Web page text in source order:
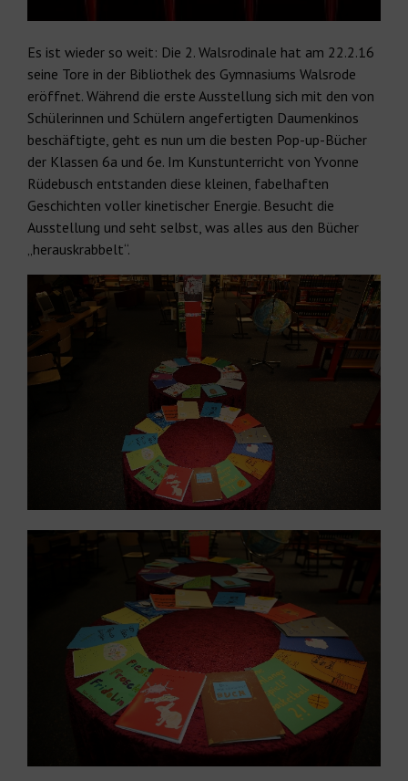
Es ist wieder so weit: Die 2. Walsrodinale hat am 22.2.16
seine Tore in der Bibliothek des Gymnasiums Walsrode
eröffnet. Während die erste Ausstellung sich mit den von
Schülerinnen und Schülern angefertigten Daumenkinos
beschäftigte, geht es nun um die besten Pop-up-Bücher
der Klassen 6a und 6e. Im Kunstunterricht von Yvonne
Rüdebusch entstanden diese kleinen, fabelhaften
Geschichten voller kinetischer Energie. Besucht die
Ausstellung und seht selbst, was alles aus den Bücher
„herauskrabbelt“.